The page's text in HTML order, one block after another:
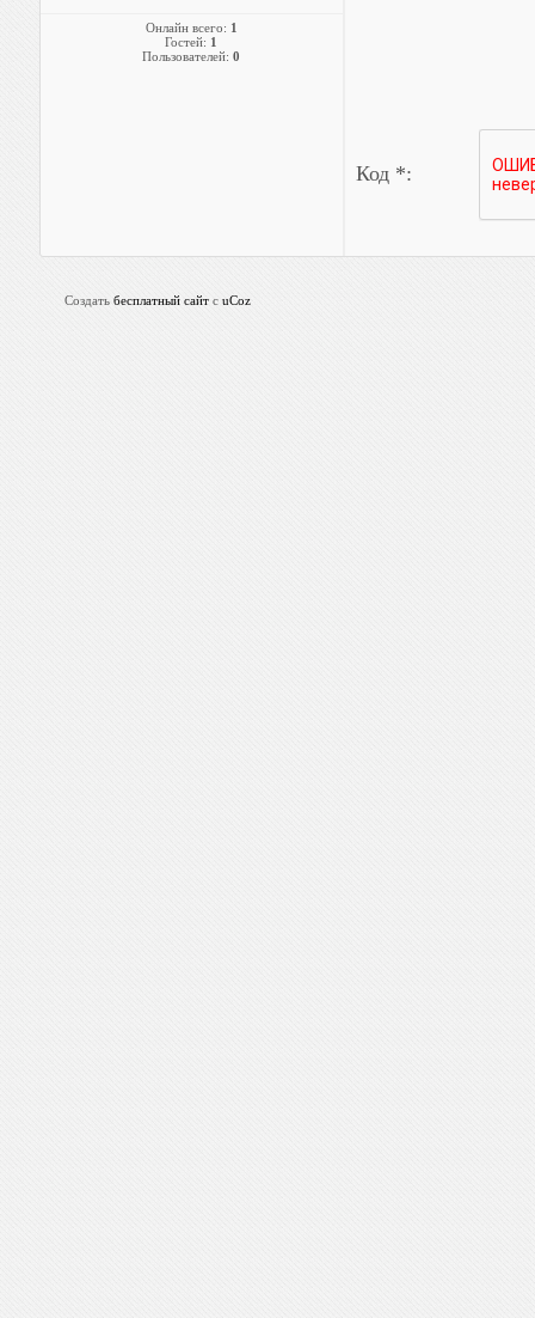
Онлайн всего: 1
Гостей: 1
Пользователей: 0
Код *:
Создать бесплатный сайт с uCoz